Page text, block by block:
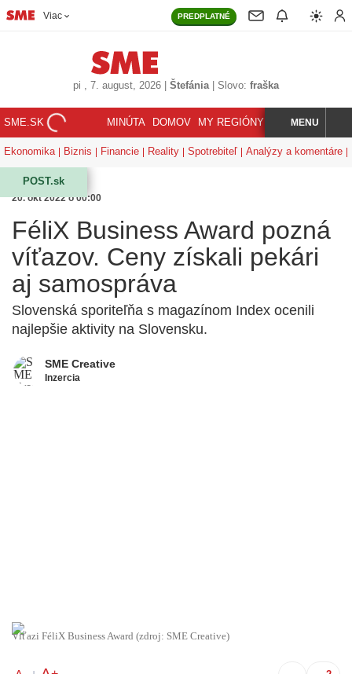
Viac PREDPLATNÉ
pi , 7. august, 2026 Štefánia| Slovo: fraška
SME.SK MINÚTA DOMOV MY REGIÓNY KORZÁR
HĽADAJMENU
Ekonomika Biznis Financie Reality Spotrebiteľ Analýzy a komentáre
POST.sk
20. okt 2022 o 00:00
FéliX Business Award pozná
víťazov. Ceny získali pekári
aj samospráva
Slovenská sporiteľňa s magazínom Index ocenili
najlepšie aktivity na Slovensku.
SME Creative
Inzercia
Víťazi FéliX Business Award (zdroj: SME Creative)